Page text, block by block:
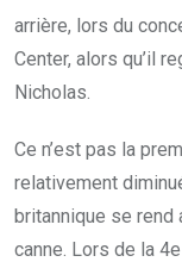
arrière, lors du
Center, alors qu’il
Nicholas.
Ce n’est pas la
relativement
britannique se rend
canne. Lors de la